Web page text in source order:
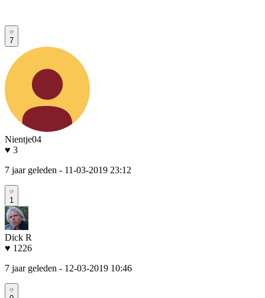
7
Nientje04
♥ 3
7 jaar geleden - 11-03-2019 23:12
1
Dick R
♥ 1226
7 jaar geleden - 12-03-2019 10:46